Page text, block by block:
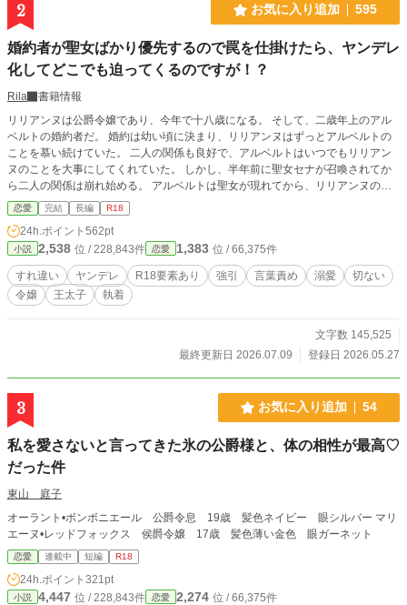
2 お気に入り追加 595
婚約者が聖女ばかり優先するので罠を仕掛けたら、ヤンデレ
化してどこでも迫ってくるのですが！？
Rila
書籍情報
リリアンヌは公爵令嬢であり、今年で十八歳になる。 そして、二歳年上のアル
ベルトの婚約者だ。 婚約は幼い頃に決まり、リリアンヌはずっとアルベルトの
ことを慕い続けていた。 二人の関係も良好で、アルベルトはいつでもリリアン
ヌのことを大事にしてくれていた。 しかし、半年前に聖女セナが召喚されてか
ら二人の関係は崩れ始める。 アルベルトは聖女が現れてから、リリアンヌの前
に現れなくなった。 聖女セナに付くようにと王命を受けたのが理由だが、本当
にそれだけなのだろうか。 国王陛下からは「もし、聖女がこの国に残ることを
希望し、アルベルトとの婚姻を望むのであれば、その時は諦めてほしい」と言わ
れてしまう。 リリアンヌは諦めの気持ちから投げやりになり、つい「お似合い
ね。お二人が婚約すればいいのに……」と口にしてしまった。 しかもそれを、
アルベルト本人に聞かれてしまい…… ※ムーンライトノベルズさんの方でも投
稿してます。
恋愛 完結 長編 R18
24h.ポイント 562pt
小説 2,538 位 / 228,843件 恋愛 1,383 位 / 66,375件
すれ違い ヤンデレ R18要素あり 強引 言葉責め 溺愛
切ない
令嬢
王太子 執着
文字数 145,525
最終更新日 2026.07.09
登録日 2026.05.27
3 お気に入り追加 54
私を愛さないと言ってきた氷の公爵様と、体の相性が最高♡
だった件
東山 庭子
オーラント•ボンボニエール 公爵令息 19歳 髪色ネイビー 眼シルバー マリ
エーヌ•レッドフォックス 侯爵令嬢 17歳 髪色薄い金色 眼ガーネット
恋愛 連載中 短編 R18
24h.ポイント 321pt
小説 4,447 位 / 228,843件 恋愛 2,274 位 / 66,375件